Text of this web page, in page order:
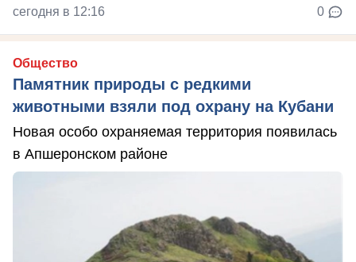
сегодня в 12:16 0
Общество
Памятник природы с редкими
животными взяли под охрану на Кубани
Новая особо охраняемая территория появилась
в Апшеронском районе